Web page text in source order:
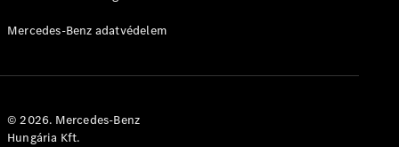
Mercedes-Benz adatvédelem
© 2026. Mercedes-Benz
Hungária Kft.